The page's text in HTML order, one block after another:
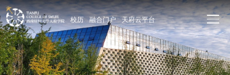
校历 融合门户 天府云平台